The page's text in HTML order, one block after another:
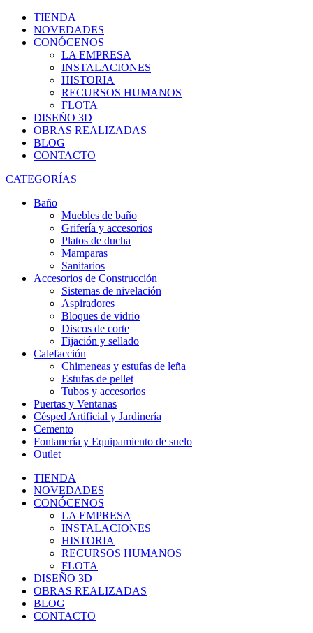
TIENDA
NOVEDADES
CONÓCENOS
LA EMPRESA
INSTALACIONES
HISTORIA
RECURSOS HUMANOS
FLOTA
DISEÑO 3D
OBRAS REALIZADAS
BLOG
CONTACTO
CATEGORÍAS
Baño
Muebles de baño
Grifería y accesorios
Platos de ducha
Mamparas
Sanitarios
Accesorios de Construcción
Sistemas de nivelación
Aspiradores
Bloques de vidrio
Discos de corte
Fijación y sellado
Calefacción
Chimeneas y estufas de leña
Estufas de pellet
Tubos y accesorios
Puertas y Ventanas
Césped Artificial y Jardinería
Cemento
Fontanería y Equipamiento de suelo
Outlet
TIENDA
NOVEDADES
CONÓCENOS
LA EMPRESA
INSTALACIONES
HISTORIA
RECURSOS HUMANOS
FLOTA
DISEÑO 3D
OBRAS REALIZADAS
BLOG
CONTACTO